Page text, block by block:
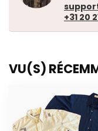
+31 20
VU(S)